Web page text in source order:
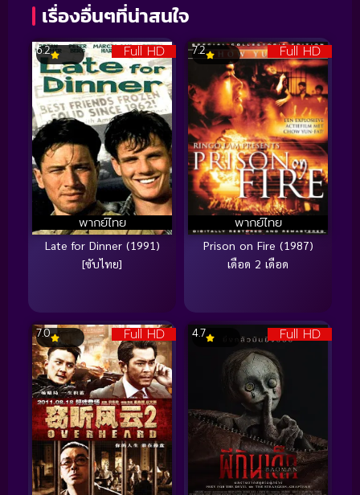
เรื่องอื่นๆที่น่าสนใจ
Full HD
พากย์ไทย
6.2
Late for Dinner (1991)
[ซับไทย]
Full HD
พากย์ไทย
7.2
Prison on Fire (1987)
เดือด 2 เดือด
Full HD
7.0 Full HD
4.7